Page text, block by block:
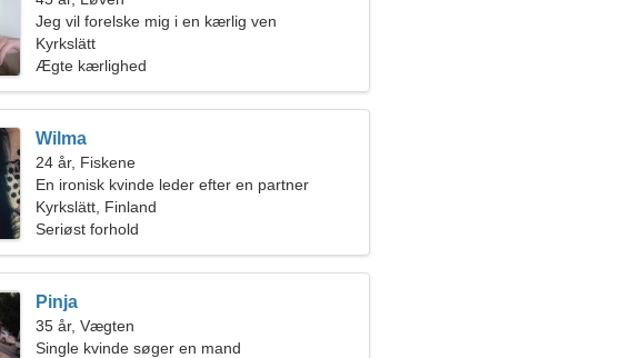
Jeg vil forelske mig i en kærlig ven
Kyrkslätt
Ægte kærlighed
Wilma
24 år, Fiskene
En ironisk kvinde leder efter en partner
Kyrkslätt, Finland
Seriøst forhold
Pinja
35 år, Vægten
Single kvinde søger en mand